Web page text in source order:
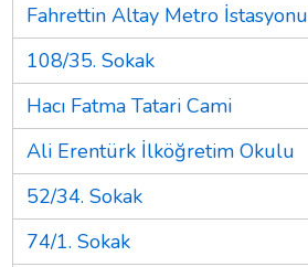
Fahrettin Altay Metro İstasyonu
108/35. Sokak
Hacı Fatma Tatari Cami
Ali Erentürk İlköğretim Okulu
52/34. Sokak
74/1. Sokak